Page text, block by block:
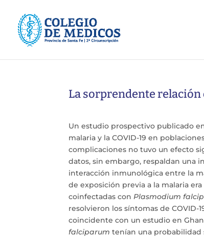
La sorprendente relación
Un estudio prospectivo publicado
malaria y la COVID-19 en
complicaciones no tuvo un efecto
datos, sin embargo, respaldan una
interacción inmunológica entre la
de exposición previa a la malaria
coinfectadas conPlasmodium
resolvieron los síntomas de COVID-
coincidente con un estudio en
falciparum tenían una probabilidad